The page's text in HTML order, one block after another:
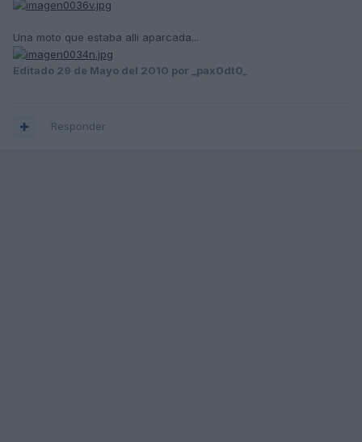
Una moto que estaba alli aparcada...
Editado 29 de Mayo del 2010 por _pax0dt0_
Responder